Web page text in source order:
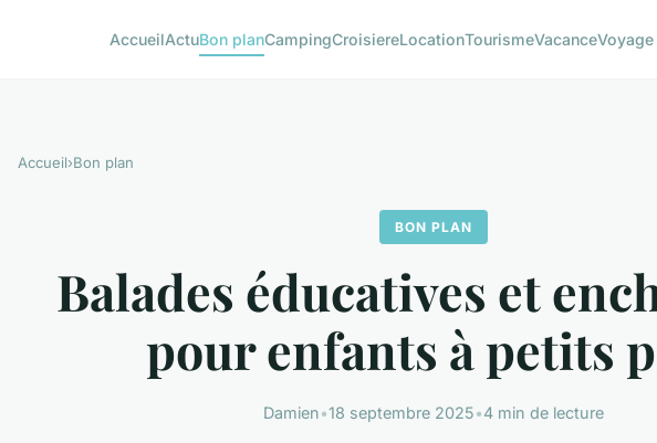
AccueilActuBon planCampingCroisiereLocationTourismeVacanceVoyage
Accueil›Bon plan
BON PLAN
Balades éducatives et
pour enfants à petits
Damien•18 septembre 2025•4 min de lecture